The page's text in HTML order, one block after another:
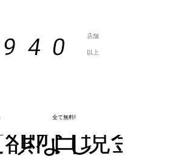
店舗
以上
9 4 0
全て無料!
なし
即日現金